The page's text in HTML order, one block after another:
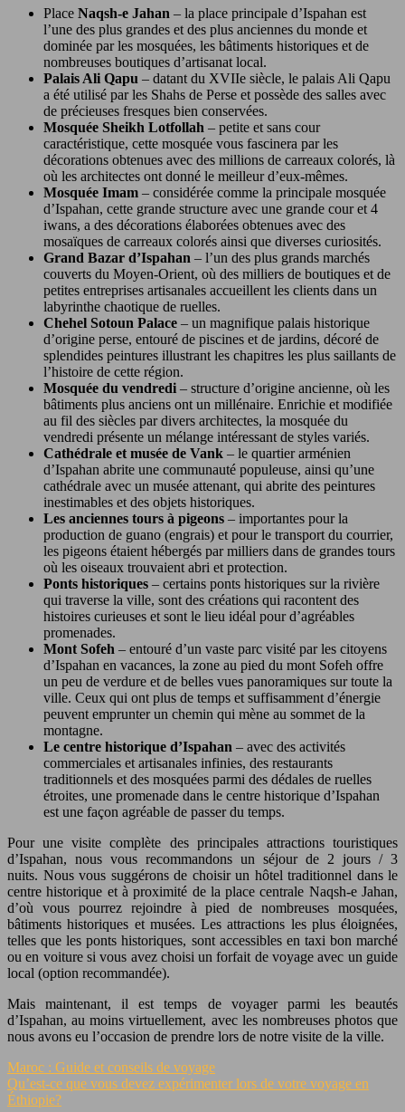
Place Naqsh-e Jahan – la place principale d’Ispahan est
l’une des plus grandes et des plus anciennes du monde et
dominée par les mosquées, les bâtiments historiques et de
nombreuses boutiques d’artisanat local.
Palais Ali Qapu – datant du XVIIe siècle, le palais Ali Qapu
a été utilisé par les Shahs de Perse et possède des salles avec
de précieuses fresques bien conservées.
Mosquée Sheikh Lotfollah – petite et sans cour
caractéristique, cette mosquée vous fascinera par les
décorations obtenues avec des millions de carreaux colorés, là
où les architectes ont donné le meilleur d’eux-mêmes.
Mosquée Imam – considérée comme la principale mosquée
d’Ispahan, cette grande structure avec une grande cour et 4
iwans, a des décorations élaborées obtenues avec des
mosaïques de carreaux colorés ainsi que diverses curiosités.
Grand Bazar d’Ispahan – l’un des plus grands marchés
couverts du Moyen-Orient, où des milliers de boutiques et de
petites entreprises artisanales accueillent les clients dans un
labyrinthe chaotique de ruelles.
Chehel Sotoun Palace – un magnifique palais historique
d’origine perse, entouré de piscines et de jardins, décoré de
splendides peintures illustrant les chapitres les plus saillants de
l’histoire de cette région.
Mosquée du vendredi – structure d’origine ancienne, où les
bâtiments plus anciens ont un millénaire. Enrichie et modifiée
au fil des siècles par divers architectes, la mosquée du
vendredi présente un mélange intéressant de styles variés.
Cathédrale et musée de Vank – le quartier arménien
d’Ispahan abrite une communauté populeuse, ainsi qu’une
cathédrale avec un musée attenant, qui abrite des peintures
inestimables et des objets historiques.
Les anciennes tours à pigeons – importantes pour la
production de guano (engrais) et pour le transport du courrier,
les pigeons étaient hébergés par milliers dans de grandes tours
où les oiseaux trouvaient abri et protection.
Ponts historiques – certains ponts historiques sur la rivière
qui traverse la ville, sont des créations qui racontent des
histoires curieuses et sont le lieu idéal pour d’agréables
promenades.
Mont Sofeh – entouré d’un vaste parc visité par les citoyens
d’Ispahan en vacances, la zone au pied du mont Sofeh offre
un peu de verdure et de belles vues panoramiques sur toute la
ville. Ceux qui ont plus de temps et suffisamment d’énergie
peuvent emprunter un chemin qui mène au sommet de la
montagne.
Le centre historique d’Ispahan – avec des activités
commerciales et artisanales infinies, des restaurants
traditionnels et des mosquées parmi des dédales de ruelles
étroites, une promenade dans le centre historique d’Ispahan
est une façon agréable de passer du temps.
Pour une visite complète des principales attractions touristiques
d’Ispahan, nous vous recommandons un séjour de 2 jours / 3
nuits. Nous vous suggérons de choisir un hôtel traditionnel dans le
centre historique et à proximité de la place centrale Naqsh-e Jahan,
d’où vous pourrez rejoindre à pied de nombreuses mosquées,
bâtiments historiques et musées. Les attractions les plus éloignées,
telles que les ponts historiques, sont accessibles en taxi bon marché
ou en voiture si vous avez choisi un forfait de voyage avec un guide
local (option recommandée).
Mais maintenant, il est temps de voyager parmi les beautés
d’Ispahan, au moins virtuellement, avec les nombreuses photos que
nous avons eu l’occasion de prendre lors de notre visite de la ville.
Maroc : Guide et conseils de voyage
Qu’est-ce que vous devez expérimenter lors de votre voyage en
Éthiopie?